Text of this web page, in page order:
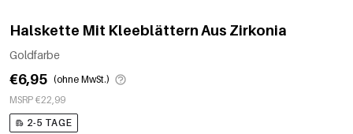
Halskette Mit Kleeblättern Aus Zirkonia
Goldfarbe
€6,95 (ohne MwSt.)
MSRP €22,99
2-5 TAGE